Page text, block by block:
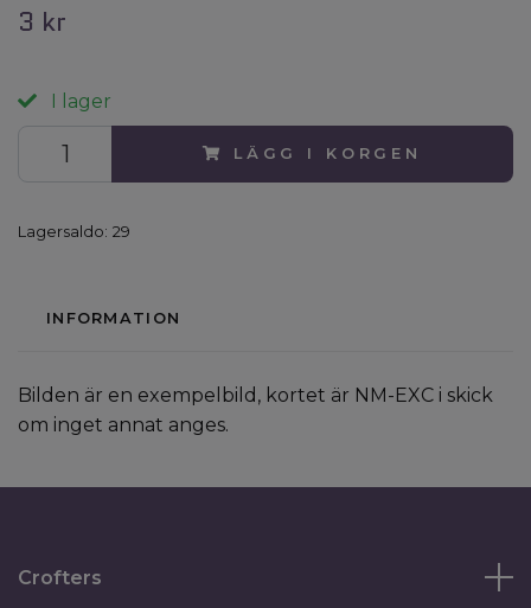
3 kr
I lager
LÄGG I KORGEN
Lagersaldo: 29
INFORMATION
Bilden är en exempelbild, kortet är NM-EXC i skick
om inget annat anges.
Crofters